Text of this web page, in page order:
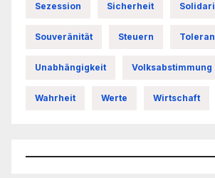
Sezession Sicherheit
Souveränität Steuern
Unabhängigkeit Volksabstimmung
Wahrheit Werte Wirtschaft